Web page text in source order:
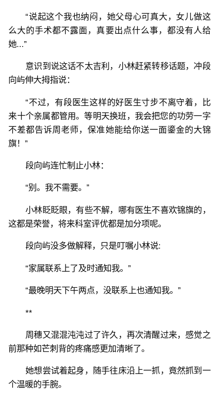
“说起这个我也纳闷，她父母心可真大，女儿做这
么大的手术都不露面，真要出点什么事，都没有人给
她...”
意识到说这话不太吉利，小林赶紧转移话题，冲段
向屿伸大拇指说：
“不过，有段医生这样的好医生寸步不离守着，比
来十个亲属都管用。等明天换班，我会把您的功劳一字
不差都告诉周老师，保准她能给你送一面鎏金的大锦
旗！”
段向屿连忙制止小林：
“别。我不需要。”
小林眨眨眼，有些不解，哪有医生不喜欢锦旗的，
这都是荣誉，将来科室评优都是加分项呢。
段向屿没多做解释，只是叮嘱小林说:
“家属联系上了及时通知我。”
“最晚明天下午两点，没联系上也通知我。”
**
周穗又混混沌沌过了许久，再次清醒过来，感觉之
前那种如芒刺背的疼痛感更加清晰了。
她想尝试着起身，随手往床沿上一抓，竟然抓到一
个温暖的手腕。